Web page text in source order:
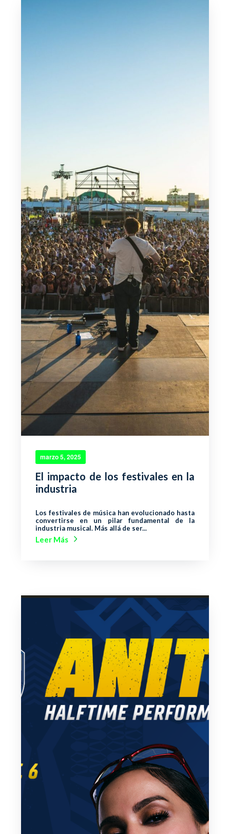
marzo 5, 2025
El impacto de los festivales en la
industria
Los festivales de música han evolucionado hasta
convertirse en un pilar fundamental de la
industria musical. Más allá de ser...
Leer Más